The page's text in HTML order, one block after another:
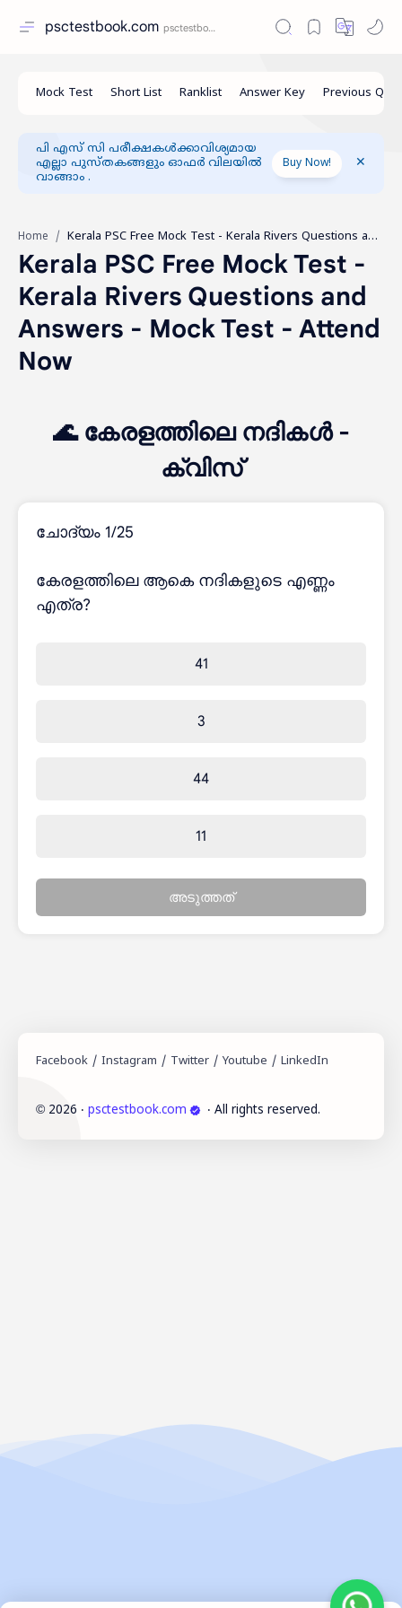
psctestbook.com
പി എസ് സി പരീക്ഷകൾക്കാവിശ്യമായ
എല്ലാ പുസ്തകങ്ങളും ഓഫർ വിലയിൽ
വാങ്ങാം .
Buy Now!
Home
Kerala PSC Free Mock Test -
Kerala Rivers Questions and
Answers - Mock Test - Attend
Now
🌊 കേരളത്തിലെ നദികൾ -
ക്വിസ്
ചോദ്യം 1/25
കേരളത്തിലെ ആകെ നദികളുടെ എണ്ണം
എത്ര?
41
3
44
11
അടുത്തത്
© 2026 ‧ psctestbook.com ‧ All rights reserved.